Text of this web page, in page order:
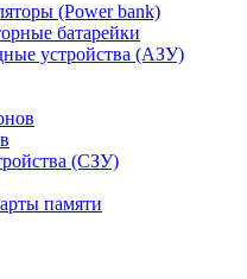
(Power bank)
батарейки
устройства (АЗУ)
(СЗУ)
памяти